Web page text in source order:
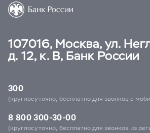
107016, Москва, ул.
д. 12, к. В, Банк России
300
(круглосуточно, бесплатно для звонков с
8 800 300-30-00
(круглосуточно, бесплатно для звонков из